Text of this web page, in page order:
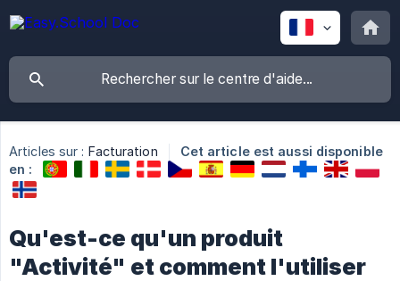
Articles sur : Facturation
Cet article est aussi disponible
en :
Qu'est-ce qu'un produit
"Activité" et comment l'utiliser